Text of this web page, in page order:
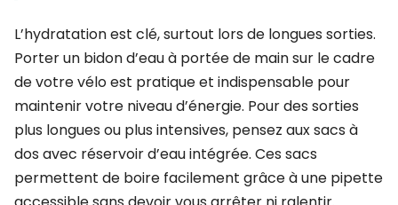
L’hydratation est clé, surtout lors de longues sorties.
Porter un bidon d’eau à portée de main sur le cadre
de votre vélo est pratique et indispensable pour
maintenir votre niveau d’énergie. Pour des sorties
plus longues ou plus intensives, pensez aux sacs à
dos avec réservoir d’eau intégrée. Ces sacs
permettent de boire facilement grâce à une pipette